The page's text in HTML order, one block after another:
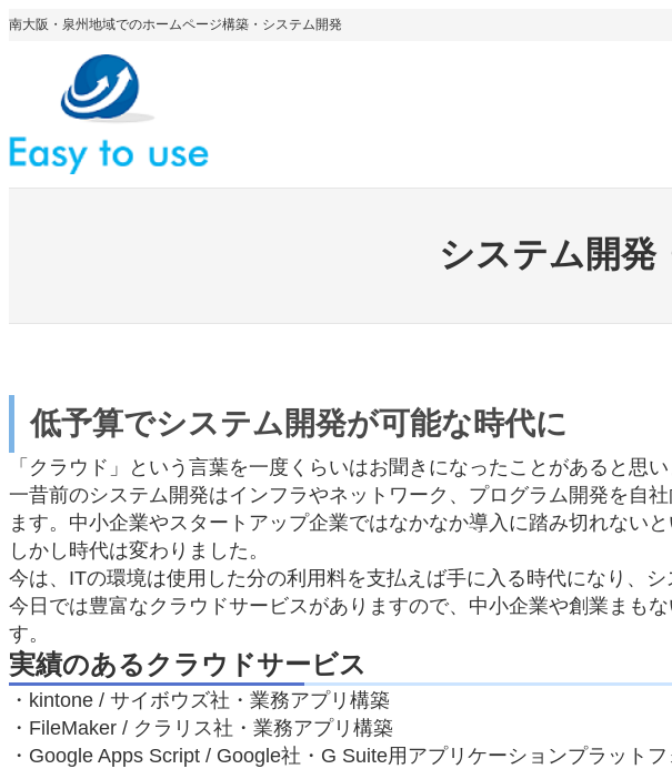
内
ッ
プ
南大阪・泉州地域でのホームページ構築・システム開発
システム開発
低予算でシステム開発が可能な時代に
「クラウド」という言葉を一度くらいはお聞きになったことがあると思い
一昔前のシステム開発はインフラやネットワーク、プログラム開発を自
ます。中小企業やスタートアップ企業ではなかなか導入に踏み切れない
しかし時代は変わりました。
今は、ITの環境は使用した分の利用料を支払えば手に入る時代になり、
今日では豊富なクラウドサービスがありますので、中小企業や創業まも
す。
実績のあるクラウドサービス
・kintone / サイボウズ社・業務アプリ構築
・FileMaker / クラリス社・業務アプリ構築
・Google Apps Script / Google社・G Suite用アプリケーションプラットフ